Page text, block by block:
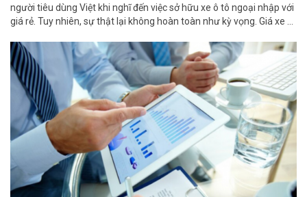
người tiêu dùng Việt khi nghĩ đến việc sở hữu xe ô tô ngoại nhập với
giá rẻ. Tuy nhiên, sự thật lại không hoàn toàn như kỳ vọng. Giá xe ...